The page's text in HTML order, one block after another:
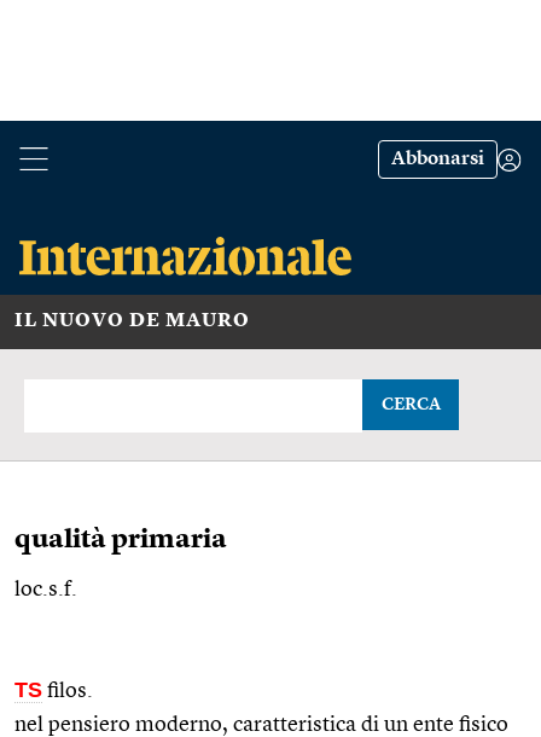
Abbonarsi
IL NUOVO DE MAURO
CERCA
qualità primaria
loc.s.f.
TS filos.
nel pensiero moderno, caratteristica di un ente fisico